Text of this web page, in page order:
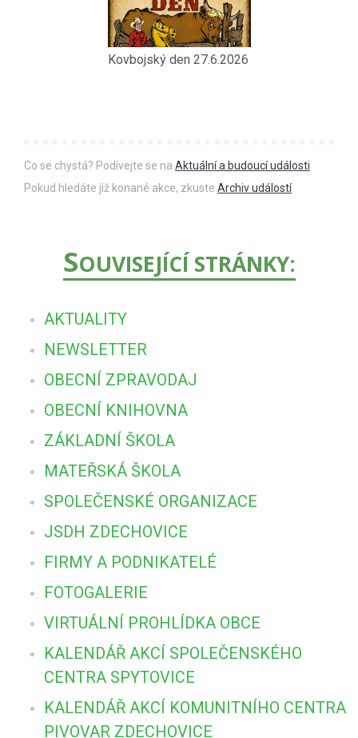
Kovbojský den 27.6.2026
Co se chystá? Podívejte se na Aktuální a budoucí události
Pokud hledáte již konané akce, zkuste Archiv událostí
SOUVISEJÍCÍ STRÁNKY:
AKTUALITY
NEWSLETTER
OBECNÍ ZPRAVODAJ
OBECNÍ KNIHOVNA
ZÁKLADNÍ ŠKOLA
MATEŘSKÁ ŠKOLA
SPOLEČENSKÉ ORGANIZACE
JSDH ZDECHOVICE
FIRMY A PODNIKATELÉ
FOTOGALERIE
VIRTUÁLNÍ PROHLÍDKA OBCE
KALENDÁŘ AKCÍ SPOLEČENSKÉHO
CENTRA SPYTOVICE
KALENDÁŘ AKCÍ KOMUNITNÍHO CENTRA
PIVOVAR ZDECHOVICE